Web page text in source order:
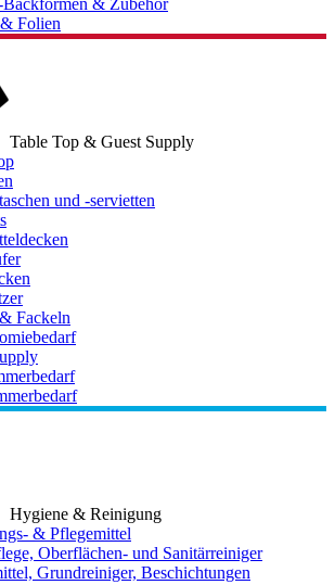
Backformen & Zubehör
Folien
Table Top & Guest Supply
und -servietten
Fackeln
Hygiene & Reinigung
& Pflegemittel
Oberflächen- und Sanitärreiniger
Grundreiniger, Beschichtungen